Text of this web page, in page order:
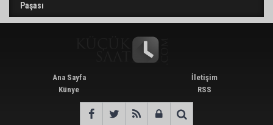
Paşası
Ana Sayfa
Künye
İletişim
RSS